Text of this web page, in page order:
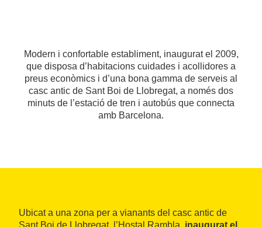
Modern i confortable establiment, inaugurat el 2009,
que disposa d’habitacions cuidades i acollidores a
preus econòmics i d’una bona gamma de serveis al
casc antic de Sant Boi de Llobregat, a només dos
minuts de l’estació de tren i autobús que connecta
amb Barcelona.
Ubicat a una zona per a vianants del casc antic de
Sant Boi de Llobregat, l’Hostal Rambla, inaugurat el